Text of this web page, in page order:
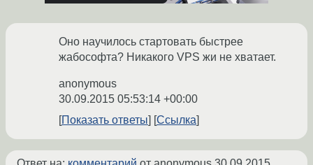
Оно научилось стартовать быстрее
жабософта? Никакого VPS жи не хватает.
anonymous
30.09.2015 05:53:14 +00:00
Показать ответы
Ссылка